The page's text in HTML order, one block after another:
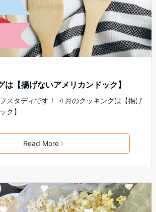
【揚げないアメリカンドック】
スタディです！ ４月のクッキングは【揚げ
ク】
Read More